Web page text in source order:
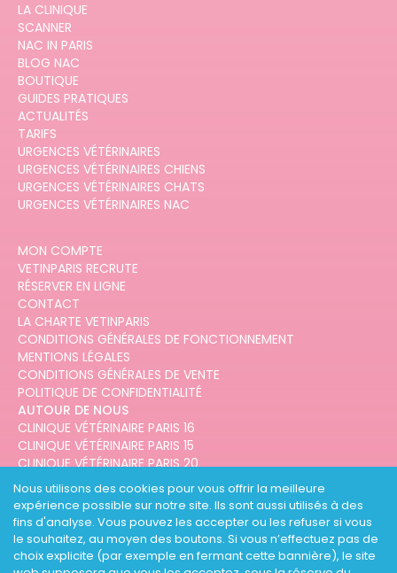
Nous utilisons des cookies pour vous offrir la meilleure
expérience possible sur notre site. Ils sont aussi utilisés à des
fins d'analyse. Vous pouvez les accepter ou les refuser si vous
le souhaitez, au moyen des boutons. Si vous n’effectuez pas de
choix explicite (par exemple en fermant cette bannière), le site
LA CLINIQUE
SCANNER
NAC IN PARIS
BLOG NAC
BOUTIQUE
GUIDES PRATIQUES
ACTUALITÉS
TARIFS
URGENCES VÉTÉRINAIRES
URGENCES VÉTÉRINAIRES CHIENS
URGENCES VÉTÉRINAIRES CHATS
URGENCES VÉTÉRINAIRES NAC
MON COMPTE
VETINPARIS RECRUTE
RÉSERVER EN LIGNE
CONTACT
LA CHARTE VETINPARIS
CONDITIONS GÉNÉRALES DE FONCTIONNEMENT
MENTIONS LÉGALES
CONDITIONS GÉNÉRALES DE VENTE
POLITIQUE DE CONFIDENTIALITÉ
AUTOUR DE NOUS
CLINIQUE VÉTÉRINAIRE PARIS 16
CLINIQUE VÉTÉRINAIRE PARIS 15
CLINIQUE VÉTÉRINAIRE PARIS 20
CLINIQUE VÉTÉRINAIRE PARIS 12
CLINIQUE VÉTÉRINAIRE PARIS 10
CLINIQUE VÉTÉRINAIRE PARIS 3